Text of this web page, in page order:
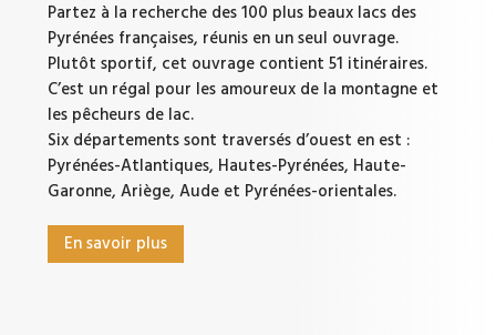
Partez à la recherche des 100 plus beaux lacs des
Pyrénées françaises, réunis en un seul ouvrage.
Plutôt sportif, cet ouvrage contient 51 itinéraires.
C’est un régal pour les amoureux de la montagne et
les pêcheurs de lac.
Six départements sont traversés d’ouest en est :
Pyrénées-Atlantiques, Hautes-Pyrénées, Haute-
Garonne, Ariège, Aude et Pyrénées-orientales.
En savoir plus